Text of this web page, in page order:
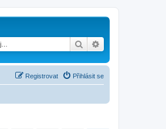
Hledat
Přihlásit se
Registrovat